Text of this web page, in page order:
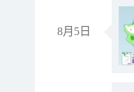
8月5日